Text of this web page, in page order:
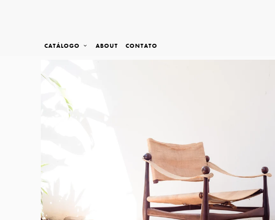
CATÁLOGO ABOUT CONTATO